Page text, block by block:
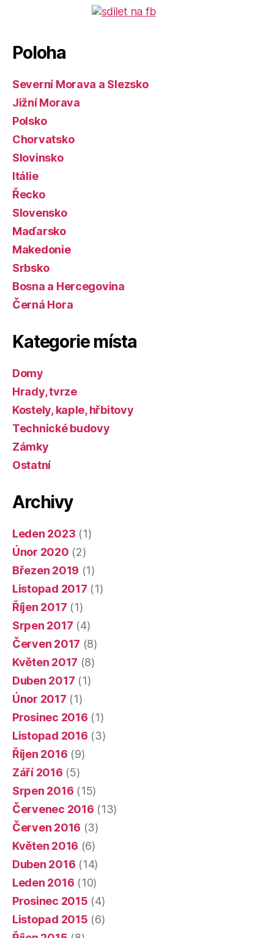
Poloha
Severní Morava a Slezsko
Jižní Morava
Polsko
Chorvatsko
Slovinsko
Itálie
Řecko
Slovensko
Maďarsko
Makedonie
Srbsko
Bosna a Hercegovina
Černá Hora
Kategorie místa
Domy
Hrady, tvrze
Kostely, kaple, hřbitovy
Technické budovy
Zámky
Ostatní
Archivy
Leden 2023 (1)
Únor 2020 (2)
Březen 2019 (1)
Listopad 2017 (1)
Říjen 2017 (1)
Srpen 2017 (4)
Červen 2017 (8)
Květen 2017 (8)
Duben 2017 (1)
Únor 2017 (1)
Prosinec 2016 (1)
Listopad 2016 (3)
Říjen 2016 (9)
Září 2016 (5)
Srpen 2016 (15)
Červenec 2016 (13)
Červen 2016 (3)
Květen 2016 (6)
Duben 2016 (14)
Leden 2016 (10)
Prosinec 2015 (4)
Listopad 2015 (6)